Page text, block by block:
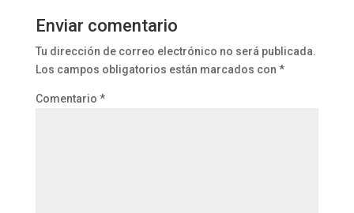
e
n
dl
y
b
o
o
n
p
p
Enviar comentario
Tu dirección de correo electrónico no será publicada.
Los campos obligatorios están marcados con *
Comentario *